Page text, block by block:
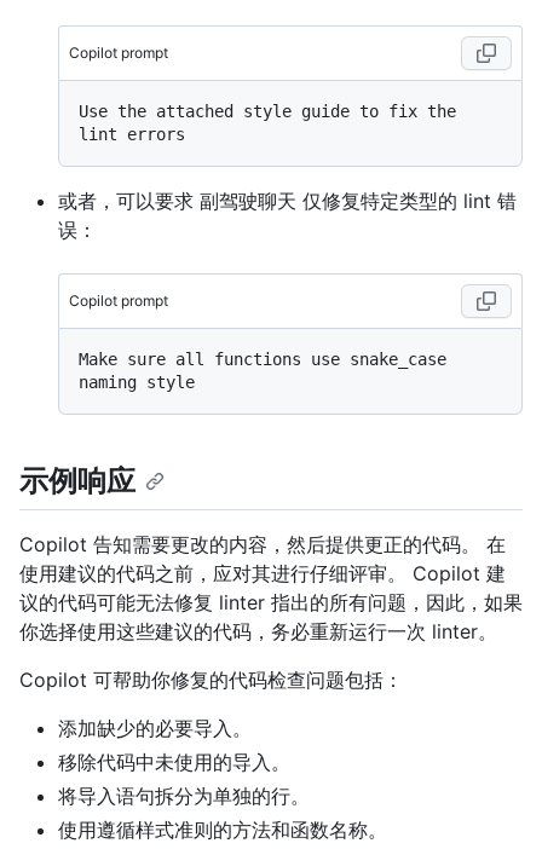
Copilot prompt
Use the attached style guide to fix the
或者，可以要求 副驾驶聊天 仅修复特定类型的 lint 错
误：
Copilot prompt
Make sure all functions use snake_case
示例响应
Copilot 告知需要更改的内容，然后提供更正的代码。 在
使用建议的代码之前，应对其进行仔细评审。 Copilot 建
议的代码可能无法修复 linter 指出的所有问题，因此，如果
你选择使用这些建议的代码，务必重新运行一次 linter。
Copilot 可帮助你修复的代码检查问题包括：
添加缺少的必要导入。
移除代码中未使用的导入。
将导入语句拆分为单独的行。
使用遵循样式准则的方法和函数名称。